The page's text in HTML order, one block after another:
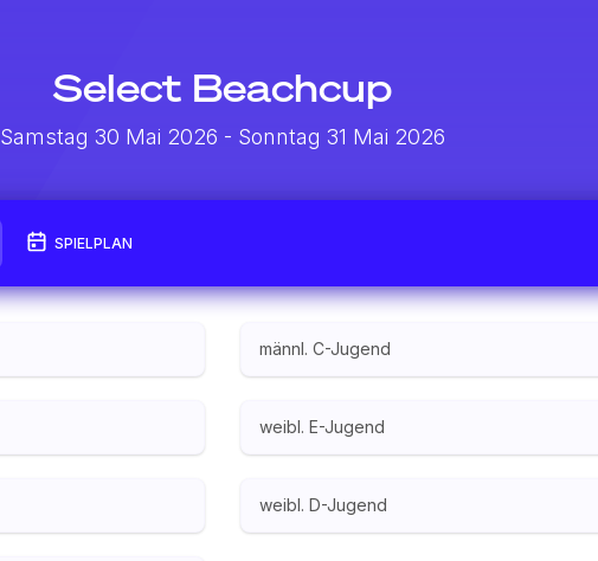
Select Beachcup
Samstag 30 Mai 2026 - Sonntag 31 Mai 2026
SPIELPLAN
männl. C-Jugend
weibl. E-Jugend
weibl. D-Jugend